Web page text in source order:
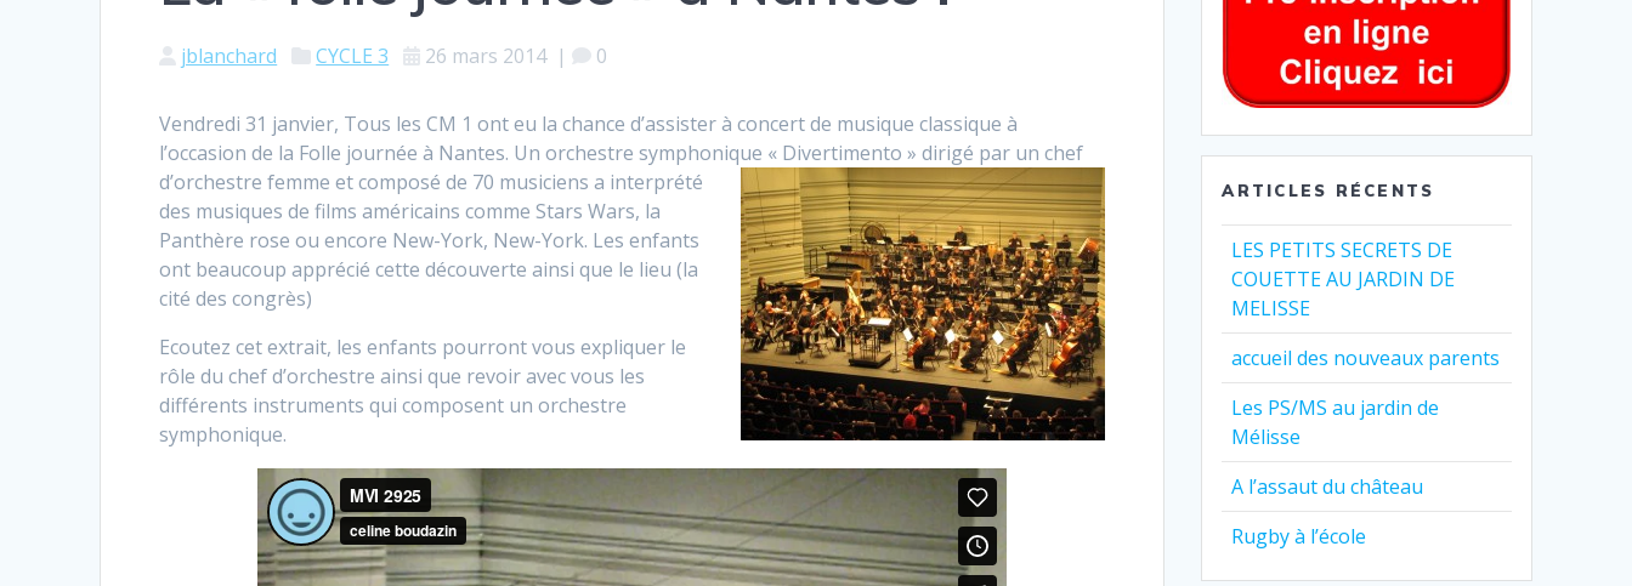
jblanchard CYCLE 3 26 mars 2014| 0
Vendredi 31 janvier, Tous les CM 1 ont eu la chance d’assister à concert de musique classique à
l’occasion de la Folle journée à Nantes. Un orchestre symphonique « Divertimento » dirigé par un chef
d’orchestre femme et composé de 70 musiciens a interprété
des musiques de films américains comme Stars Wars, la
Panthère rose ou encore New-York, New-York. Les enfants
ont beaucoup apprécié cette découverte ainsi que le lieu (la
cité des congrès)
Ecoutez cet extrait, les enfants pourront vous expliquer le
rôle du chef d’orchestre ainsi que revoir avec vous les
différents instruments qui composent un orchestre
symphonique.
ARTICLES RÉCENTS
LES PETITS SECRETS DE
COUETTE AU JARDIN DE
MELISSE
accueil des nouveaux parents
Les PS/MS au jardin de
Mélisse
A l’assaut du château
Rugby à l’école